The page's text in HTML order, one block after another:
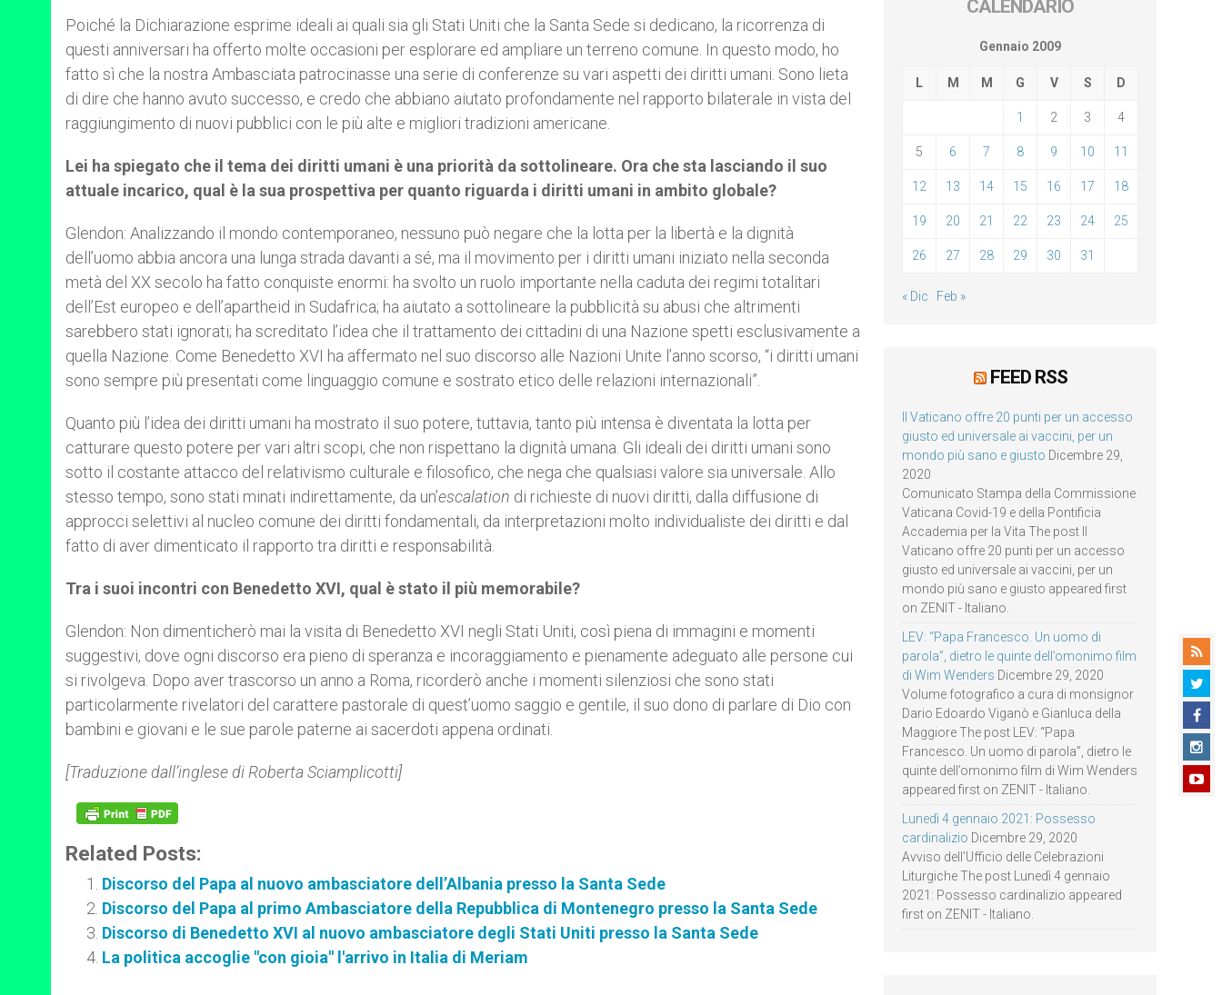
Poiché la Dichiarazione esprime ideali ai quali sia gli Stati Uniti che la Santa Sede si dedicano, la ricorrenza di
questi anniversari ha offerto molte occasioni per esplorare ed ampliare un terreno comune. In questo modo, ho
fatto sì che la nostra Ambasciata patrocinasse una serie di conferenze su vari aspetti dei diritti umani. Sono lieta
di dire che hanno avuto successo, e credo che abbiano aiutato profondamente nel rapporto bilaterale in vista del
raggiungimento di nuovi pubblici con le più alte e migliori tradizioni americane.
Lei ha spiegato che il tema dei diritti umani è una priorità da sottolineare. Ora che sta lasciando il suo
attuale incarico, qual è la sua prospettiva per quanto riguarda i diritti umani in ambito globale?
Glendon: Analizzando il mondo contemporaneo, nessuno può negare che la lotta per la libertà e la dignità
dell’uomo abbia ancora una lunga strada davanti a sé, ma il movimento per i diritti umani iniziato nella seconda
metà del XX secolo ha fatto conquiste enormi: ha svolto un ruolo importante nella caduta dei regimi totalitari
dell’Est europeo e dell’apartheid in Sudafrica; ha aiutato a sottolineare la pubblicità su abusi che altrimenti
sarebbero stati ignorati; ha screditato l’idea che il trattamento dei cittadini di una Nazione spetti esclusivamente a
quella Nazione. Come Benedetto XVI ha affermato nel suo discorso alle Nazioni Unite l’anno scorso, “i diritti umani
sono sempre più presentati come linguaggio comune e sostrato etico delle relazioni internazionali”.
Quanto più l’idea dei diritti umani ha mostrato il suo potere, tuttavia, tanto più intensa è diventata la lotta per
catturare questo potere per vari altri scopi, che non rispettano la dignità umana. Gli ideali dei diritti umani sono
sotto il costante attacco del relativismo culturale e filosofico, che nega che qualsiasi valore sia universale. Allo
stesso tempo, sono stati minati indirettamente, da un’escalation di richieste di nuovi diritti, dalla diffusione di
approcci selettivi al nucleo comune dei diritti fondamentali, da interpretazioni molto individualiste dei diritti e dal
fatto di aver dimenticato il rapporto tra diritti e responsabilità.
Tra i suoi incontri con Benedetto XVI, qual è stato il più memorabile?
Glendon: Non dimenticherò mai la visita di Benedetto XVI negli Stati Uniti, così piena di immagini e momenti
suggestivi, dove ogni discorso era pieno di speranza e incoraggiamento e pienamente adeguato alle persone cui
si rivolgeva. Dopo aver trascorso un anno a Roma, ricorderò anche i momenti silenziosi che sono stati
particolarmente rivelatori del carattere pastorale di quest’uomo saggio e gentile, il suo dono di parlare di Dio con
bambini e giovani e le sue parole paterne ai sacerdoti appena ordinati.
[Traduzione dall’inglese di Roberta Sciamplicotti]
Related Posts:
Discorso del Papa al nuovo ambasciatore dell’Albania presso la Santa Sede
Discorso del Papa al primo Ambasciatore della Repubblica di Montenegro presso la Santa Sede
Discorso di Benedetto XVI al nuovo ambasciatore degli Stati Uniti presso la Santa Sede
La politica accoglie "con gioia" l'arrivo in Italia di Meriam
CALENDARIO
Gennaio 2009
L M M G V S D
1 2 3 4
5 6 7 8 9 10 11
12 13 14 15 16 17 18
19 20 21 22 23 24 25
26 27 28 29 30 31
« Dic Feb »
FEED RSS
Il Vaticano offre 20 punti per un accesso
giusto ed universale ai vaccini, per un
mondo più sano e giusto Dicembre 29,
2020
Comunicato Stampa della Commissione
Vaticana Covid-19 e della Pontificia
Accademia per la Vita The post Il
Vaticano offre 20 punti per un accesso
giusto ed universale ai vaccini, per un
mondo più sano e giusto appeared first
on ZENIT - Italiano.
LEV: “Papa Francesco. Un uomo di
parola”, dietro le quinte dell’omonimo film
di Wim Wenders Dicembre 29, 2020
Volume fotografico a cura di monsignor
Dario Edoardo Viganò e Gianluca della
Maggiore The post LEV: “Papa
Francesco. Un uomo di parola”, dietro le
quinte dell’omonimo film di Wim Wenders
appeared first on ZENIT - Italiano.
Lunedì 4 gennaio 2021: Possesso
cardinalizio Dicembre 29, 2020
Avviso dell’Ufficio delle Celebrazioni
Liturgiche The post Lunedì 4 gennaio
2021: Possesso cardinalizio appeared
first on ZENIT - Italiano.